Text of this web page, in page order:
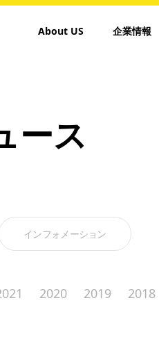
About US 企業情報
ース
インフォメーション
2020 2019 2018